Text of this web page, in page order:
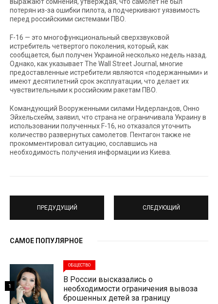
потерян из-за ошибки пилота, а подчеркивают уязвимость
перед российскими системами ПВО.
F-16 — это многофункциональный сверхзвуковой
истребитель четвертого поколения, который, как
сообщается, был получен Украиной несколько недель назад.
Однако, как указывает The Wall Street Journal, многие
предоставленные истребители являются «подержанными» и
имеют десятилетний срок эксплуатации, что делает их
чувствительными к российским ракетам ПВО.
Командующий Вооруженными силами Нидерландов, Онно
Эйхельсхейм, заявил, что страна не ограничивала Украину в
использовании полученных F-16, но отказался уточнить
количество развернутых самолетов. Пентагон также не
прокомментировал ситуацию, сославшись на
необходимость получения информации из Киева.
ПРЕДУДУЩИЙ СЛЕДУЮЩИЙ
САМОЕ ПОПУЛЯРНОЕ
ОБЩЕСТВО
В России высказались о
необходимости ограничения вывоза
брошенных детей за границу
1